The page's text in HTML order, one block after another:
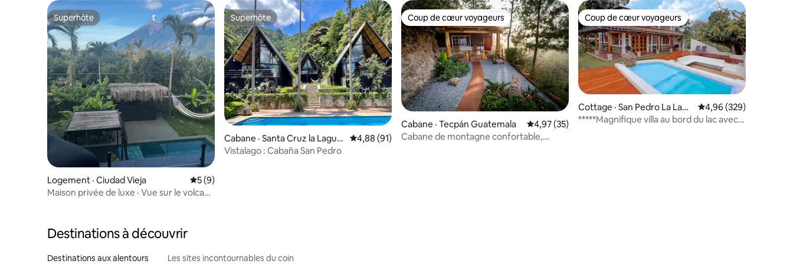
Superhôte
Superhôte
Logement · Ciudad Vieja Note moyenne de 5 sur 5, 9 commentaires
5 (9)
Maison privée de luxe · Vue sur le volcan ·
Superhôte
Superhôte
Cabane · Santa Cruz la Lagun
a
Note moyenne de 4,88 sur 5, 91 commentaires
4,88 (91)
Vistalago : Cabaña San Pedro
Coup de cœur voyageurs
Coup de cœur voyageurs
Cabane · Tecpán Guatemala Note moyenne de 4,97 sur 5, 35 commentaires
4,97 (35)
Cabane de montagne confortable,
Coup de cœur voyageurs
Coup de cœur voyageurs
Cottage · San Pedro La Lagu
na
Note moyenne de
4,96 (329)
*****Magnifique villa au bord du lac avec
Destinations à découvrir
Destinations aux alentours Les sites incontournables du coin